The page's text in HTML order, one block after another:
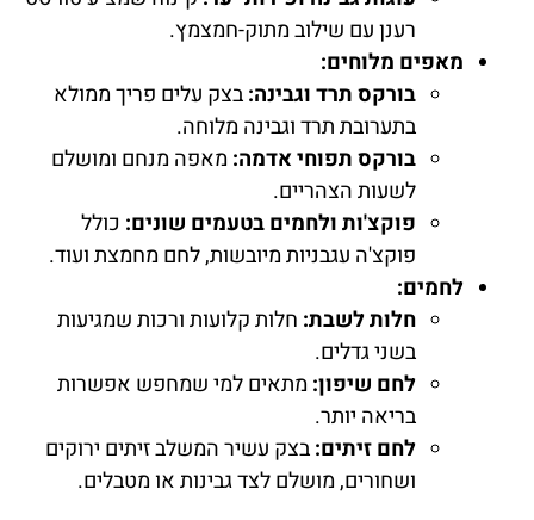
רענן עם שילוב מתוק-חמצמץ.
מאפים מלוחים:
בורקס תרד וגבינה:בצק עלים פריך ממולא
בתערובת תרד וגבינה מלוחה.
בורקס תפוחי אדמה: מאפה מנחם ומושלם
לשעות הצהריים.
פוקצ'ות ולחמים בטעמים שונים: כולל
פוקצ'ה עגבניות מיובשות, לחם מחמצת ועוד.
לחמים:
חלות לשבת: חלות קלועות ורכות שמגיעות
בשני גדלים.
לחם שיפון: מתאים למי שמחפש אפשרות
בריאה יותר.
לחם זיתים:בצק עשיר המשלב זיתים ירוקים
ושחורים, מושלם לצד גבינות או מטבלים.